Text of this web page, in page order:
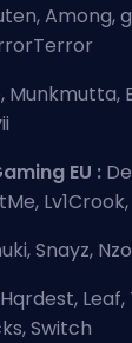
Among,
Munkmutta,
EU :
Snayz,
Hqrdest, Leaf,
Switch